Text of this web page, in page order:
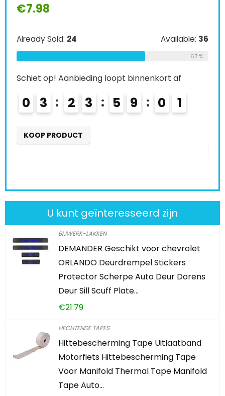
36
Already Sold:27 Available:
0 2 5
5
U kunt geïnteresseerd zijn
BIJWERK-LAKKEN
DEMANDER Geschikt voor chevrolet
ORLANDO Deurdrempel Stickers
Protector Scherpe Auto Deur Dorens
Deur Sill Scuff Plate…
€21.79
HECHTENDE TAPES
Hittebescherming Tape Uitlaatband
Motorfiets Hittebescherming Tape
Voor Manifold Thermal Tape Manifold
Tape Auto…